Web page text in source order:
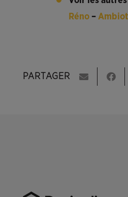
Réno –
PARTAGER